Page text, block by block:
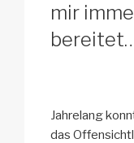
mir
Jahrelang
das